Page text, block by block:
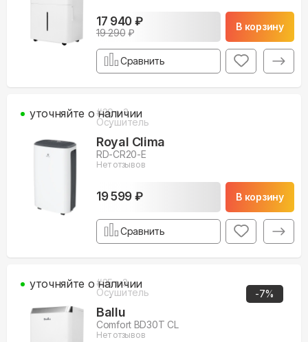
17 940 ₽
19 290₽
В корзину
Сравнить
#29м3
Осушитель
Royal Clima
RD-CR20-E
Нет отзывов
19 599 ₽ В корзину
уточняйте о наличии
Сравнить
-7%
#35м3
Осушитель
Ballu
Comfort BD30T CL
Нет отзывов
уточняйте о наличии